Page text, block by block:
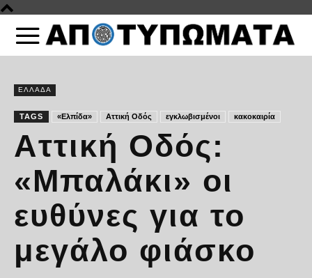
ΕΛΛΑΔΑ
TAGS «Ελπίδα» Αττική Οδός εγκλωβισμένοι κακοκαιρία
Αττική Οδός:
«Μπαλάκι» οι
ευθύνες για το
μεγάλο φιάσκο